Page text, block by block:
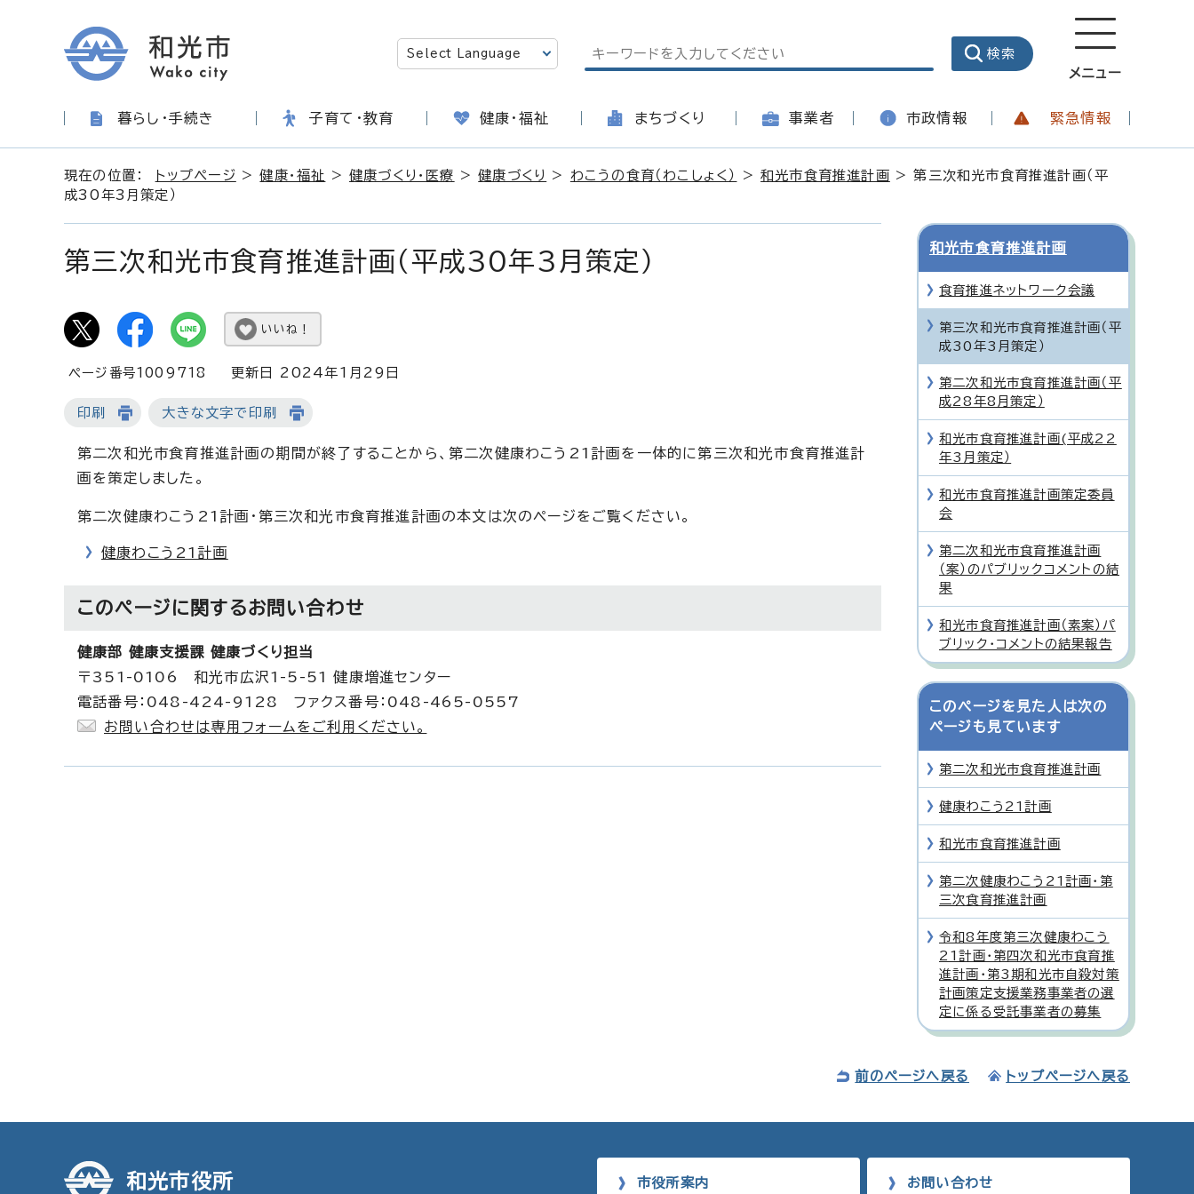
メニュー
暮らし・手続き 子育て・教育 健康・福祉 まちづくり 事業者 市政情報 緊急情報
現在の位置： トップページ >健康・福祉 >健康づくり・医療 >健康づくり > わこうの食育（わこしょく） >和光市食育推進計画 > 第三次和光市食育推進計画（平
成30年3月策定）
第三次和光市食育推進計画（平成30年3月策定）
いいね！
ページ番号1009718 更新日 2024年1月29日
印刷 大きな文字で印刷
第二次和光市食育推進計画の期間が終了することから、第二次健康わこう21計画を一体的に第三次和光市食育推進計
画を策定しました。
第二次健康わこう21計画・第三次和光市食育推進計画の本文は次のページをご覧ください。
健康わこう21計画
このページに関するお問い合わせ
健康部 健康支援課 健康づくり担当
〒351-0106 和光市広沢1-5-51 健康増進センター
電話番号：048-424-9128 ファクス番号：048-465-0557
お問い合わせは専用フォームをご利用ください。
和光市食育推進計画
食育推進ネットワーク会議
第三次和光市食育推進計画（平
成30年3月策定）
第二次和光市食育推進計画（平
成28年8月策定）
和光市食育推進計画(平成22
年3月策定）
和光市食育推進計画策定委員
会
第二次和光市食育推進計画
（案）のパブリックコメントの結
果
和光市食育推進計画（素案）パ
ブリック・コメントの結果報告
このページを見た人は次の
ページも見ています
第二次和光市食育推進計画
健康わこう21計画
和光市食育推進計画
第二次健康わこう21計画・第
三次食育推進計画
令和8年度第三次健康わこう
21計画・第四次和光市食育推
進計画・第3期和光市自殺対策
計画策定支援業務事業者の選
定に係る受託事業者の募集
前のページへ戻る トップページへ戻る
和光市役所 市役所案内 お問い合わせ